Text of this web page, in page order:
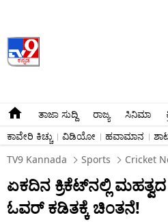
ತಾಜಾ ಸುದ್ದಿ ರಾಜ್ಯ ಸಿನಿಮಾ
ಕಾವೇರಿ ಕಿಚ್ಚು
ವಿಡಿಯೋ ಹವಾಮಾನ
TV9 Kannada
Sports Cricket
ಏಕದಿನ ಕ್ರಿಕೆಟ್​ನಲ್ಲಿ
ಓವರ್​ ಕಡಿತಕ್ಕೆ ಚಿಂತನೆ!